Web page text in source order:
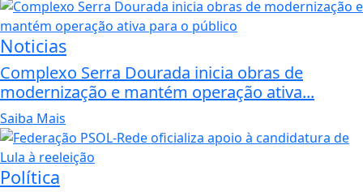
Noticias
Complexo Serra Dourada inicia obras de
modernização e mantém operação ativa...
Saiba Mais
Política